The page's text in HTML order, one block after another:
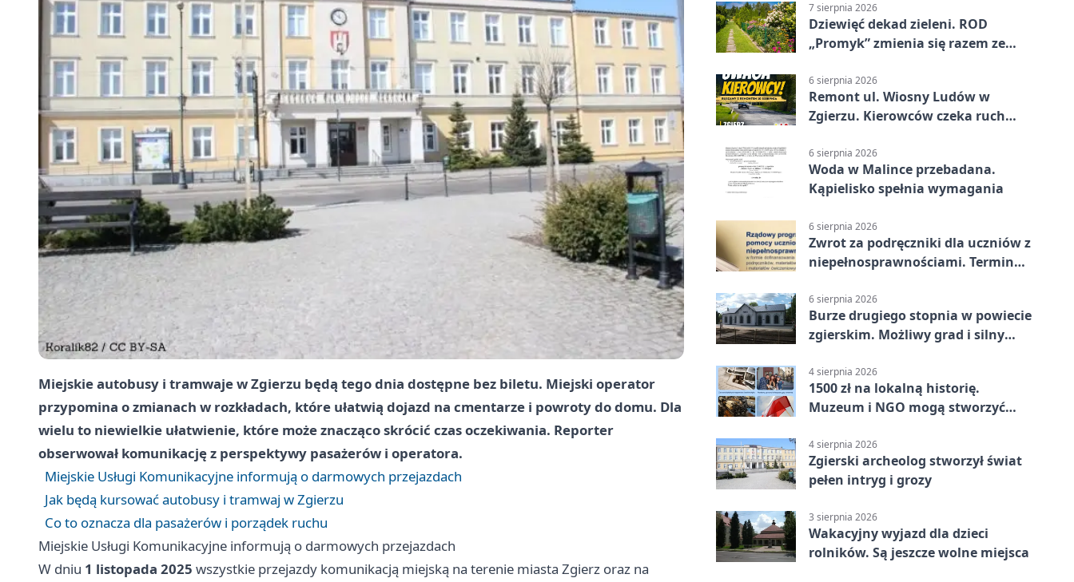
Miejskie autobusy i tramwaje w Zgierzu będą tego dnia dostępne bez biletu. Miejski operator
przypomina o zmianach w rozkładach, które ułatwią dojazd na cmentarze i powroty do domu. Dla
wielu to niewielkie ułatwienie, które może znacząco skrócić czas oczekiwania. Reporter
obserwował komunikację z perspektywy pasażerów i operatora.
Miejskie Usługi Komunikacyjne informują o darmowych przejazdach
Jak będą kursować autobusy i tramwaj w Zgierzu
Co to oznacza dla pasażerów i porządek ruchu
Miejskie Usługi Komunikacyjne informują o darmowych przejazdach
W dniu 1 listopada 2025 wszystkie przejazdy komunikacją miejską na terenie miasta Zgierz oraz na
7 sierpnia 2026
Dziewięć dekad zieleni. ROD
„Promyk” zmienia się razem ze
6 sierpnia 2026
Remont ul. Wiosny Ludów w
Zgierzu. Kierowców czeka ruch
6 sierpnia 2026
Woda w Malince przebadana.
Kąpielisko spełnia wymagania
6 sierpnia 2026
Zwrot za podręczniki dla uczniów z
niepełnosprawnościami. Termin
6 sierpnia 2026
Burze drugiego stopnia w powiecie
zgierskim. Możliwy grad i silny
4 sierpnia 2026
1500 zł na lokalną historię.
Muzeum i NGO mogą stworzyć
4 sierpnia 2026
Zgierski archeolog stworzył świat
pełen intryg i grozy
3 sierpnia 2026
Wakacyjny wyjazd dla dzieci
rolników. Są jeszcze wolne miejsca